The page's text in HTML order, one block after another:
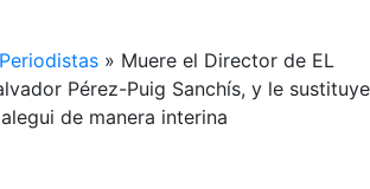
Periodistas » Muere el Director de EL
Pérez-Puig Sanchís, y le sustituye
de manera interina